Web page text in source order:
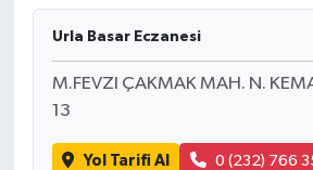
Urla Basar Eczanesi
M.FEVZI ÇAKMAK MAH. N.
13
Yol Tarifi Al 0 (232) 766